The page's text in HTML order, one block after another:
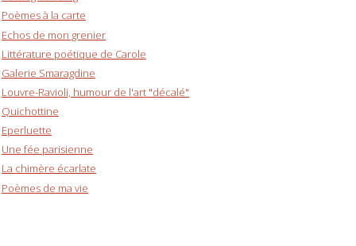
Poèmes à la carte
Echos de mon grenier
Littérature poétique de Carole
Galerie Smaragdine
Louvre-Ravioli, humour de l'art "décalé"
Quichottine
Eperluette
Une fée parisienne
La chimère écarlate
Poèmes de ma vie